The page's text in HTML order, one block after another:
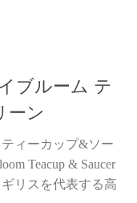
ブルーム テ
ーン
ィーカップ&ソー
Teacup & Saucer
リスを代表する高